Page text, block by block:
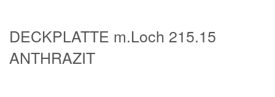
DECKPLATTE m.Loch 215.15
ANTHRAZIT